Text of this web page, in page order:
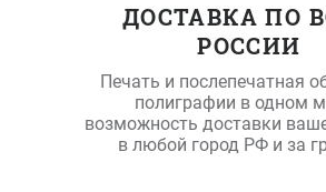
ДОСТАВКА ПО
РОССИИ
Печать и послепечатная
полиграфии в одном
возможность доставки
в любой город РФ и за